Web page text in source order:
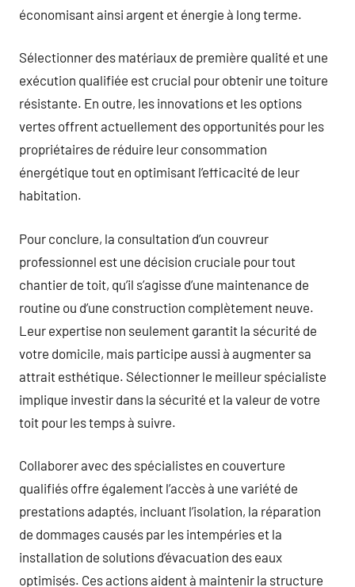
économisant ainsi argent et énergie à long terme.
Sélectionner des matériaux de première qualité et une
exécution qualifiée est crucial pour obtenir une toiture
résistante. En outre, les innovations et les options
vertes offrent actuellement des opportunités pour les
propriétaires de réduire leur consommation
énergétique tout en optimisant l’efficacité de leur
habitation.
Pour conclure, la consultation d’un couvreur
professionnel est une décision cruciale pour tout
chantier de toit, qu’il s’agisse d’une maintenance de
routine ou d’une construction complètement neuve.
Leur expertise non seulement garantit la sécurité de
votre domicile, mais participe aussi à augmenter sa
attrait esthétique. Sélectionner le meilleur spécialiste
implique investir dans la sécurité et la valeur de votre
toit pour les temps à suivre.
Collaborer avec des spécialistes en couverture
qualifiés offre également l’accès à une variété de
prestations adaptés, incluant l’isolation, la réparation
de dommages causés par les intempéries et la
installation de solutions d’évacuation des eaux
optimisés. Ces actions aident à maintenir la structure